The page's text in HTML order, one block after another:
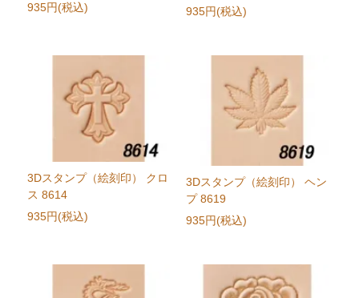
935円(税込)
935円(税込)
3Dスタンプ（絵刻印） クロ
ス 8614
935円(税込)
3Dスタンプ（絵刻印） ヘン
プ 8619
935円(税込)